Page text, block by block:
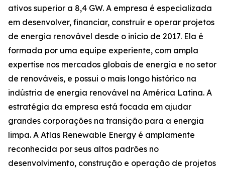
ativos superior a 8,4 GW. A empresa é especializada
em desenvolver, financiar, construir e operar projetos
de energia renovável desde o início de 2017. Ela é
formada por uma equipe experiente, com ampla
expertise nos mercados globais de energia e no setor
de renováveis, e possui o mais longo histórico na
indústria de energia renovável na América Latina. A
estratégia da empresa está focada em ajudar
grandes corporações na transição para a energia
limpa. A Atlas Renewable Energy é amplamente
reconhecida por seus altos padrões no
desenvolvimento, construção e operação de projetos